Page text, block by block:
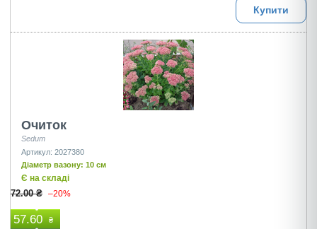
Купити
Очиток
Sedum
Артикул: 2027380
Діаметр вазону: 10 см
Є на складі
72.00 ₴ –20%
57.60 ₴